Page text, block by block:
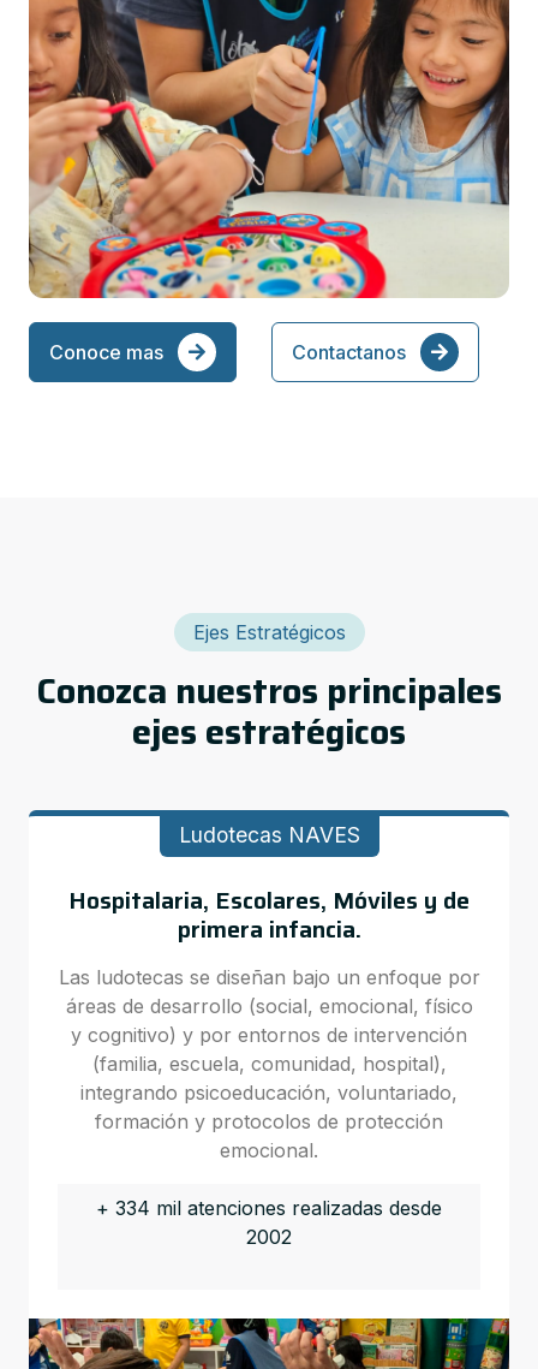
Conoce mas Contactanos
Ejes Estratégicos
Conozca nuestros principales
ejes estratégicos
Ludotecas NAVES
Hospitalaria, Escolares, Móviles y de
primera infancia.
Las ludotecas se diseñan bajo un enfoque por
áreas de desarrollo (social, emocional, físico
y cognitivo) y por entornos de intervención
(familia, escuela, comunidad, hospital),
integrando psicoeducación, voluntariado,
formación y protocolos de protección
emocional.
+ 334 mil atenciones realizadas desde
2002